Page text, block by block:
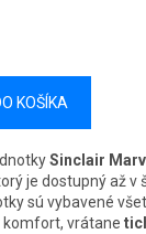
KOŠÍKA
Sinclair
je dostupný až v
sú vybavené
vrátane